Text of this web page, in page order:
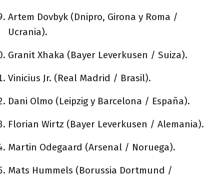
Artem Dovbyk (Dnipro, Girona y Roma /
Ucrania).
Granit Xhaka (Bayer Leverkusen / Suiza).
Vinicius Jr. (Real Madrid / Brasil).
Dani Olmo (Leipzig y Barcelona / España).
Florian Wirtz (Bayer Leverkusen / Alemania).
Martin Odegaard (Arsenal / Noruega).
Mats Hummels (Borussia Dortmund /